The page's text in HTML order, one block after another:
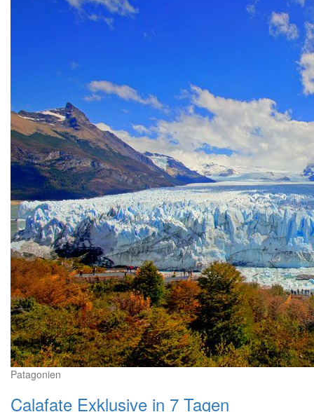
Patagonien
Calafate Exklusive in 7 Tagen